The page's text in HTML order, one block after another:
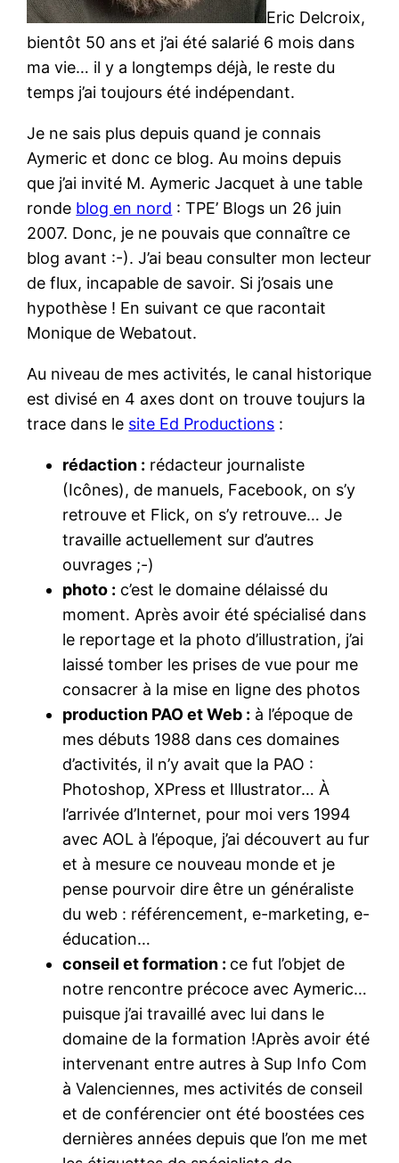
Eric Delcroix,
bientôt 50 ans et j’ai été salarié 6 mois dans
ma vie… il y a longtemps déjà, le reste du
temps j’ai toujours été indépendant.
Je ne sais plus depuis quand je connais
Aymeric et donc ce blog. Au moins depuis
que j’ai invité M. Aymeric Jacquet à une table
ronde blog en nord : TPE’ Blogs un 26 juin
2007. Donc, je ne pouvais que connaître ce
blog avant :-). J’ai beau consulter mon lecteur
de flux, incapable de savoir. Si j’osais une
hypothèse ! En suivant ce que racontait
Monique de Webatout.
Au niveau de mes activités, le canal historique
est divisé en 4 axes dont on trouve toujurs la
trace dans le site Ed Productions :
rédaction : rédacteur journaliste
(Icônes), de manuels, Facebook, on s’y
retrouve et Flick, on s’y retrouve… Je
travaille actuellement sur d’autres
ouvrages ;-)
photo : c’est le domaine délaissé du
moment. Après avoir été spécialisé dans
le reportage et la photo d’illustration, j’ai
laissé tomber les prises de vue pour me
consacrer à la mise en ligne des photos
production PAO et Web : à l’époque de
mes débuts 1988 dans ces domaines
d’activités, il n’y avait que la PAO :
Photoshop, XPress et Illustrator… À
l’arrivée d’Internet, pour moi vers 1994
avec AOL à l’époque, j’ai découvert au fur
et à mesure ce nouveau monde et je
pense pourvoir dire être un généraliste
du web : référencement, e-marketing, e-
éducation…
conseil et formation : ce fut l’objet de
notre rencontre précoce avec Aymeric…
puisque j’ai travaillé avec lui dans le
domaine de la formation !Après avoir été
intervenant entre autres à Sup Info Com
à Valenciennes, mes activités de conseil
et de conférencier ont été boostées ces
dernières années depuis que l’on me met